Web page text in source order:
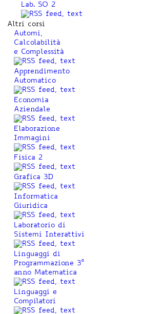
Lab. SO 2
Altri corsi
Automi,
Calcolabilità
e Complessità
Apprendimento
Automatico
Economia
Aziendale
Elaborazione
Immagini
Fisica 2
Grafica 3D
Informatica
Giuridica
Laboratorio di
Sistemi Interattivi
Linguaggi di
Programmazione 3°
anno Matematica
Linguaggi e
Compilatori